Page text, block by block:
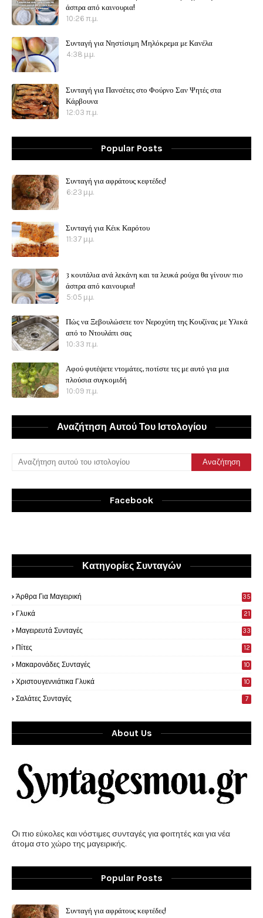
άσπρα από καινουρια!
10:26 π.μ.
Συνταγή για Νηστίσιμη Μηλόκρεμα με Κανέλα
4:38 μ.μ.
Συνταγή για Πανσέτες στο Φούρνο Σαν Ψητές στα
Κάρβουνα
12:03 π.μ.
Popular Posts
Συνταγή για αφράτους κεφτέδες!
6:23 μ.μ.
Συνταγή για Κέικ Καρότου
11:37 μ.μ.
3 κουτάλια ανά λεκάνη και τα λευκά ρούχα θα γίνουν πιο
άσπρα από καινουρια!
5:05 μ.μ.
Πώς να Ξεβουλώσετε τον Νεροχύτη της Κουζίνας με Υλικά
από το Ντουλάπι σας
10:33 π.μ.
Αφού φυτέψετε ντομάτες, ποτίστε τες με αυτό για μια
πλούσια συγκομιδή
10:09 π.μ.
Αναζήτηση Αυτού Του Ιστολογίου
Facebook
Κατηγορίες Συνταγών
Άρθρα Για Μαγειρική
35
Γλυκά
21
Μαγειρευτά Συνταγές 33
Πίτες 12
Μακαρονάδες Συνταγές 10
Χριστουγεννιάτικα Γλυκά 10
Σαλάτες Συνταγές 7
About Us
Οι πιο εύκολες και νόστιμες συνταγές για φοιτητές και για νέα
άτομα στο χώρο της μαγειρικής.
Popular Posts
Συνταγή για αφράτους κεφτέδες!